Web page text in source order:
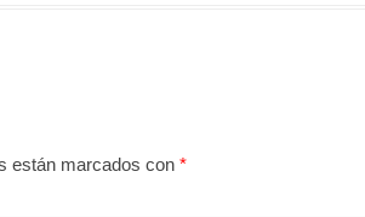
están marcados con *